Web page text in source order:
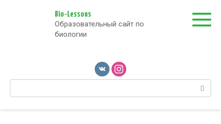
Bio-Lessons
Образовательный сайт по
биологии
Поиск: